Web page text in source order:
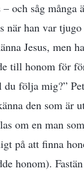
och såg många
när han var
Jesus, men
till honom för
följa mig?”
den som är
om en man
på att finna
honom).